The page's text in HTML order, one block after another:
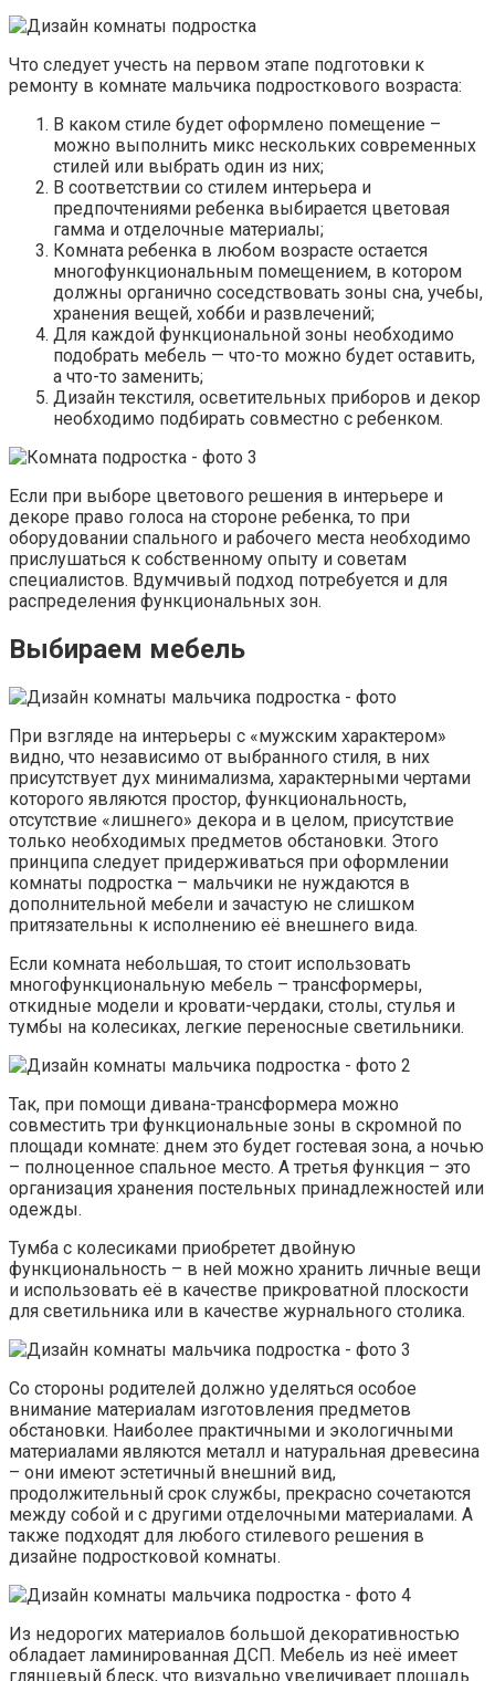
Что следует учесть на первом этапе подготовки к
ремонту в комнате мальчика подросткового возраста:
В каком стиле будет оформлено помещение –
можно выполнить микс нескольких современных
стилей или выбрать один из них;
В соответствии со стилем интерьера и
предпочтениями ребенка выбирается цветовая
гамма и отделочные материалы;
Комната ребенка в любом возрасте остается
многофункциональным помещением, в котором
должны органично соседствовать зоны сна, учебы,
хранения вещей, хобби и развлечений;
Для каждой функциональной зоны необходимо
подобрать мебель — что-то можно будет оставить,
а что-то заменить;
Дизайн текстиля, осветительных приборов и декор
необходимо подбирать совместно с ребенком.
Если при выборе цветового решения в интерьере и
декоре право голоса на стороне ребенка, то при
оборудовании спального и рабочего места необходимо
прислушаться к собственному опыту и советам
специалистов. Вдумчивый подход потребуется и для
распределения функциональных зон.
Выбираем мебель
При взгляде на интерьеры с «мужским характером»
видно, что независимо от выбранного стиля, в них
присутствует дух минимализма, характерными чертами
которого являются простор, функциональность,
отсутствие «лишнего» декора и в целом, присутствие
только необходимых предметов обстановки. Этого
принципа следует придерживаться при оформлении
комнаты подростка – мальчики не нуждаются в
дополнительной мебели и зачастую не слишком
притязательны к исполнению её внешнего вида.
Если комната небольшая, то стоит использовать
многофункциональную мебель – трансформеры,
откидные модели и кровати-чердаки, столы, стулья и
тумбы на колесиках, легкие переносные светильники.
Так, при помощи дивана-трансформера можно
совместить три функциональные зоны в скромной по
площади комнате: днем это будет гостевая зона, а ночью
– полноценное спальное место. А третья функция – это
организация хранения постельных принадлежностей или
одежды.
Тумба с колесиками приобретет двойную
функциональность – в ней можно хранить личные вещи
и использовать её в качестве прикроватной плоскости
для светильника или в качестве журнального столика.
Со стороны родителей должно уделяться особое
внимание материалам изготовления предметов
обстановки. Наиболее практичными и экологичными
материалами являются металл и натуральная древесина
– они имеют эстетичный внешний вид,
продолжительный срок службы, прекрасно сочетаются
между собой и с другими отделочными материалами. А
также подходят для любого стилевого решения в
дизайне подростковой комнаты.
Из недорогих материалов большой декоративностью
обладает ламинированная ДСП. Мебель из неё имеет
глянцевый блеск, что визуально увеличивает площадь